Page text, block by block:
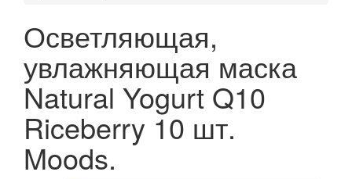
Осветляющая,
увлажняющая маска
Natural Yogurt Q10
Riceberry 10 шт.
Moods.